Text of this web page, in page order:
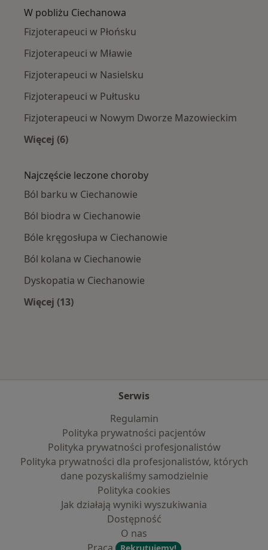
W pobliżu Ciechanowa
Fizjoterapeuci w Płońsku
Fizjoterapeuci w Mławie
Fizjoterapeuci w Nasielsku
Fizjoterapeuci w Pułtusku
Fizjoterapeuci w Nowym Dworze Mazowieckim
Więcej (6)
Najczęście leczone choroby
Ból barku w Ciechanowie
Ból biodra w Ciechanowie
Bóle kręgosłupa w Ciechanowie
Ból kolana w Ciechanowie
Dyskopatia w Ciechanowie
Więcej (13)
Serwis
Regulamin
Polityka prywatności pacjentów
Polityka prywatności profesjonalistów
Polityka prywatności dla profesjonalistów, których
dane pozyskaliśmy samodzielnie
Polityka cookies
Jak działają wyniki wyszukiwania
Dostępność
O nas